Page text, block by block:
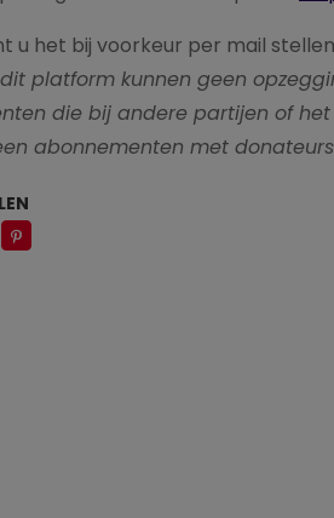
u het bij voorkeur per mail
platform kunnen geen
die bij andere partijen of
abonnementen met